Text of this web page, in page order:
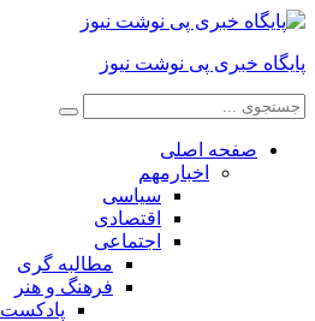
پایگاه خبری پی نوشت نیوز
صفحه اصلی
اخبارمهم
سیاسی
اقتصادی
اجتماعی
مطالبه گری
فرهنگ و هنر
پادکست